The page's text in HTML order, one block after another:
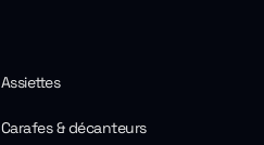
Assiettes
Carafes & décanteurs